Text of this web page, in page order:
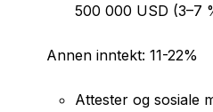
500 000 USD (3–7
Annen inntekt: 11-22%
Attester og sosiale